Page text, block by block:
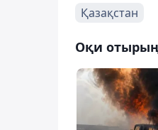
Қазақстан
Оқи